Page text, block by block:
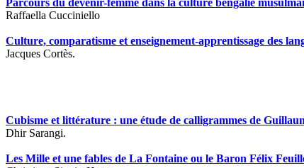
Parcours du devenir-femme dans la culture bengalie
Raffaella Cucciniello
Culture, comparatisme et enseignement-apprentissage des
Jacques Cortès.
Cubisme et littérature : une étude de calligrammes de
Dhir Sarangi.
Les Mille et une fables de La Fontaine ou le Baron Félix